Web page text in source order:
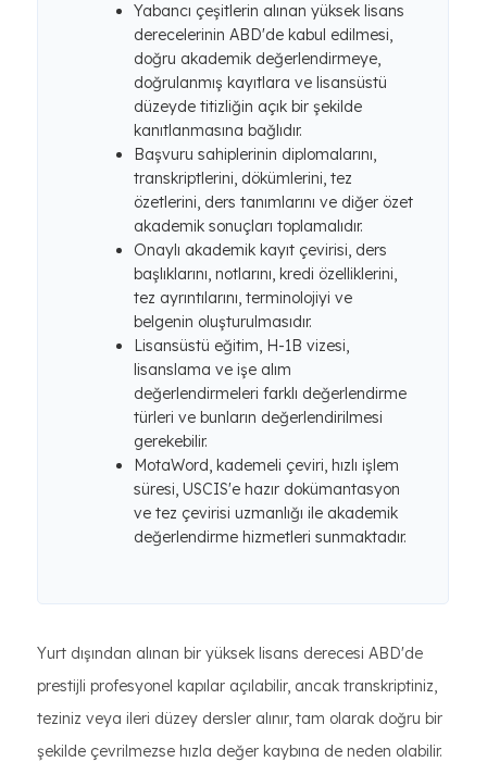
Yabancı çeşitlerin alınan yüksek lisans
derecelerinin ABD'de kabul edilmesi,
doğru akademik değerlendirmeye,
doğrulanmış kayıtlara ve lisansüstü
düzeyde titizliğin açık bir şekilde
kanıtlanmasına bağlıdır.
Başvuru sahiplerinin diplomalarını,
transkriptlerini, dökümlerini, tez
özetlerini, ders tanımlarını ve diğer özet
akademik sonuçları toplamalıdır.
Onaylı akademik kayıt çevirisi, ders
başlıklarını, notlarını, kredi özelliklerini,
tez ayrıntılarını, terminolojiyi ve
belgenin oluşturulmasıdır.
Lisansüstü eğitim, H-1B vizesi,
lisanslama ve işe alım
değerlendirmeleri farklı değerlendirme
türleri ve bunların değerlendirilmesi
gerekebilir.
MotaWord, kademeli çeviri, hızlı işlem
süresi, USCIS'e hazır dokümantasyon
ve tez çevirisi uzmanlığı ile akademik
değerlendirme hizmetleri sunmaktadır.
Yurt dışından alınan bir yüksek lisans derecesi ABD'de
prestijli profesyonel kapılar açılabilir, ancak transkriptiniz,
teziniz veya ileri düzey dersler alınır, tam olarak doğru bir
şekilde çevrilmezse hızla değer kaybına de neden olabilir.